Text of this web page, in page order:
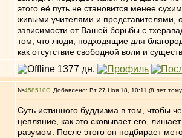
этого её путь не становится менее
живыми учителями и представителями,
зависимости от Вашей борьбы с
том, что люди, подходящие для
как отсутствие свободной воли и
№458510 Добавлено: Вт 27 Ноя 18, 10:11 (8 лет
Суть истинного буддизма в том, чтобы
цепляние, как это сковывает его,
разумом. После этого он подбирает